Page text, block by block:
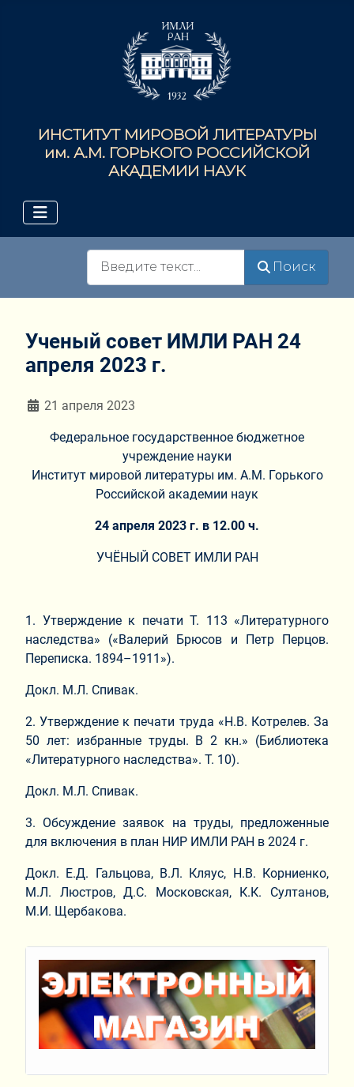
ИНСТИТУТ МИРОВОЙ ЛИТЕРАТУРЫ
им. А.М. ГОРЬКОГО РОССИЙСКОЙ
АКАДЕМИИ НАУК
Поиск
Ученый совет ИМЛИ РАН 24
апреля 2023 г.
Информация о материале
21 апреля 2023
Федеральное государственное бюджетное
учреждение науки
Институт мировой литературы им. А.М. Горького
Российской академии наук
24 апреля 2023 г. в 12.00 ч.
УЧЁНЫЙ СОВЕТ ИМЛИ РАН
1. Утверждение к печати Т. 113 «Литературного
наследства» («Валерий Брюсов и Петр Перцов.
Переписка. 1894–1911»).
Докл. М.Л. Спивак.
2. Утверждение к печати труда «Н.В. Котрелев. За
50 лет: избранные труды. В 2 кн.» (Библиотека
«Литературного наследства». Т. 10).
Докл. М.Л. Спивак.
3. Обсуждение заявок на труды, предложенные
для включения в план НИР ИМЛИ РАН в 2024 г.
Докл. Е.Д. Гальцова, В.Л. Кляус, Н.В. Корниенко,
М.Л. Люстров, Д.С. Московская, К.К. Султанов,
М.И. Щербакова.